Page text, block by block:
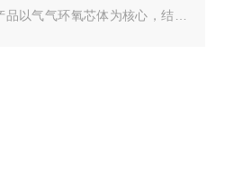
以气气环氧芯体为核心，结合